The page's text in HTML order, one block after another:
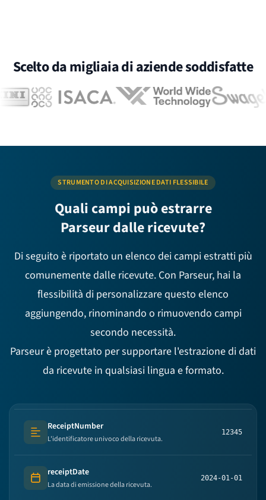
Scelto da migliaia di aziende soddisfatte
STRUMENTO DI ACQUISIZIONE DATI FLESSIBILE
Quali campi può estrarre
Parseur dalle ricevute?
Di seguito è riportato un elenco dei campi estratti più
comunemente dalle ricevute. Con Parseur, hai la
flessibilità di personalizzare questo elenco
aggiungendo, rinominando o rimuovendo campi
secondo necessità.
Parseur è progettato per supportare l'estrazione di dati
da ricevute in qualsiasi lingua e formato.
Text (multi-lines)
ReceiptNumber
L'identificatore univoco della ricevuta.
12345
Date
receiptDate
La data di emissione della ricevuta.
2024-01-01